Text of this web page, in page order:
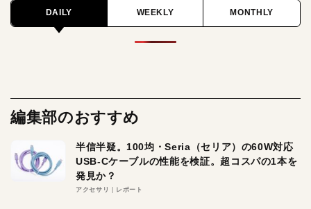
DAILY WEEKLY MONTHLY
編集部のおすすめ
半信半疑。100均・Seria（セリア）の60W対応
USB-Cケーブルの性能を検証。超コスパの1本を
発見か？
アクセサリ レポート